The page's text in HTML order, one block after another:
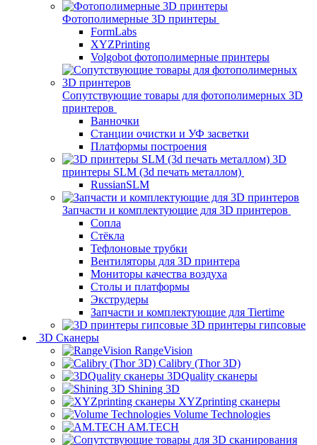
Фотополимерные 3D принтеры
FormLabs
XYZPrinting
Volgobot фотополимерные принтеры
Сопутствующие товары для фотополимерных 3D
принтеров
Ванночки
Станции очистки и УФ засветки
Платформы построения
3D
принтеры SLM (3d печать металлом)
RussianSLM
Запчасти и комплектующие для 3D принтеров
Сопла
Cтёкла
Тефлоновые трубки
Вентиляторы для 3D принтера
Мониторы качества воздуха
Столы и платформы
Экструдеры
Запчасти и комплектующие для Tiertime
3D принтеры гипсовые
3D Сканеры
RangeVision
Calibry (Thor 3D)
3DQuality сканеры
Shining 3D
XYZprinting сканеры
Volume Technologies
AM.TECH